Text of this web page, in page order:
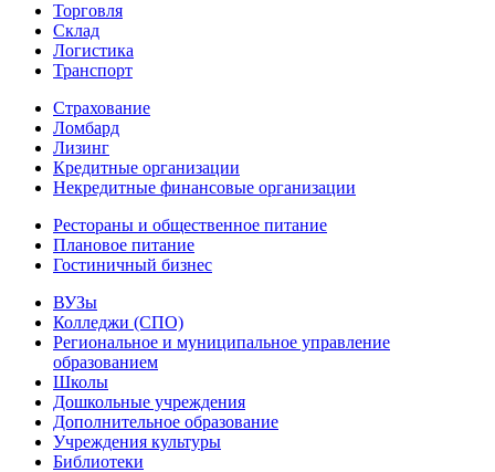
Торговля
Склад
Логистика
Транспорт
Страхование
Ломбард
Лизинг
Кредитные организации
Некредитные финансовые организации
Рестораны и общественное питание
Плановое питание
Гостиничный бизнес
ВУЗы
Колледжи (СПО)
Региональное и муниципальное управление
образованием
Школы
Дошкольные учреждения
Дополнительное образование
Учреждения культуры
Библиотеки